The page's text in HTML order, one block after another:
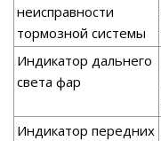
неисправности
тормозной системы
Индикатор дальнего
света фар
Индикатор передних